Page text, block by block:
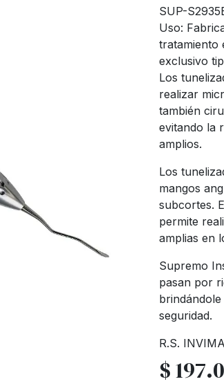
SUP-
Uso:
tratamiento
exclusivo
Los
realizar
también
evitando la
amplios.
Los
mangos
subcortes.
permite
amplias en
Supremo
pasan por
seguridad.
R.S.
$